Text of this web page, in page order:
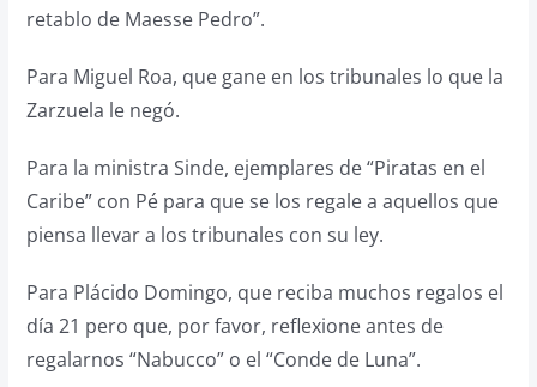
retablo de Maesse Pedro”.
Para Miguel Roa, que gane en los tribunales lo que la
Zarzuela le negó.
Para la ministra Sinde, ejemplares de “Piratas en el
Caribe” con Pé para que se los regale a aquellos que
piensa llevar a los tribunales con su ley.
Para Plácido Domingo, que reciba muchos regalos el
día 21 pero que, por favor, reflexione antes de
regalarnos “Nabucco” o el “Conde de Luna”.